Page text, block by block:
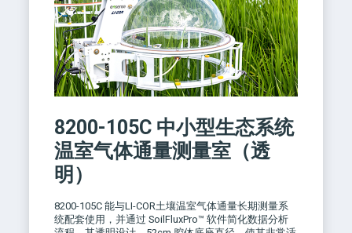
8200-105C 中小型生态系统
温室气体通量测量室（透
明）
8200-105C 能与LI-COR土壤温室气体通量长期测量系
统配套使用，并通过 SoilFluxPro™ 软件简化数据分析